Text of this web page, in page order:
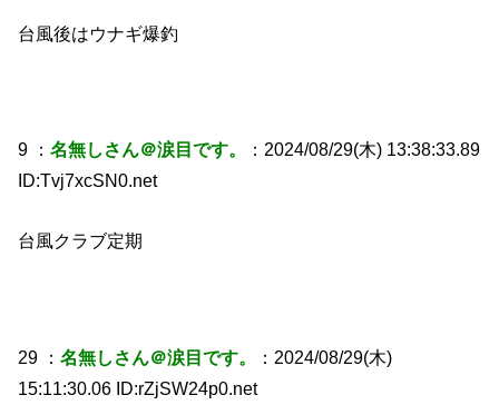
台風後はウナギ爆釣
9 ：名無しさん＠涙目です。
：2024/08/29(木) 13:38:33.89
ID:Tvj7xcSN0.net
台風クラブ定期
29 ：名無しさん＠涙目です。
：2024/08/29(木)
15:11:30.06 ID:rZjSW24p0.net